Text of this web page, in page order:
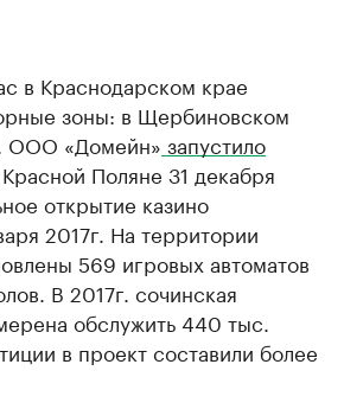
в Краснодарском крае
зоны: в Щербиновском
ООО «Домейн» запустило
Поляне 31 декабря
открытие казино
2017г. На территории
569 игровых автоматов
В 2017г. сочинская
обслужить 440 тыс.
в проект составили более